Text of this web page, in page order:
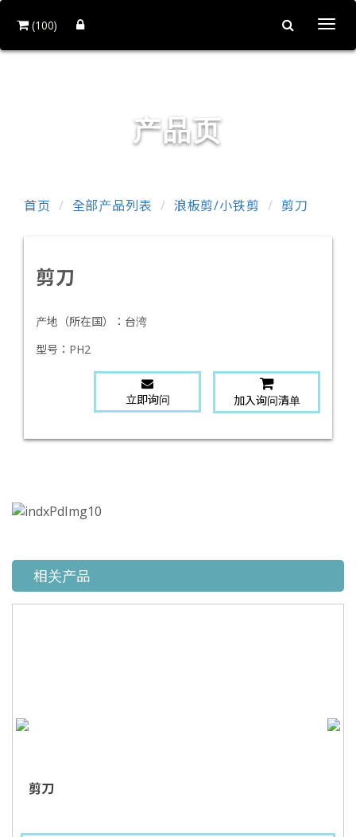
(100)
产品页
首页 全部产品列表 浪板剪/小铁剪 剪刀
剪刀
产地（所在国）： 台湾
型号： PH2
立即询问 加入询问清单
相关产品
剪刀